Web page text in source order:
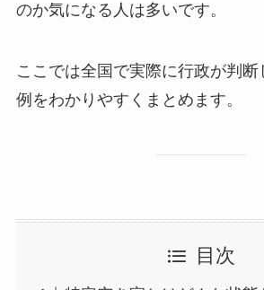
のか気になる人は多いです。
ここでは全国で実際に行政が判
例をわかりやすくまとめます。
目次